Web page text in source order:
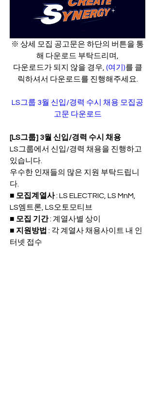
※ 상세 모집 공고문은 하단의 버튼을 통
해 다운로드 부탁드리며,
다운로드가 되지 않을 경우, (여기)를 클
릭하셔서 다운로드를 진행해주세요.
LS그룹 3월 신입/경력 수시 채용 모집공
고문 다운로드
[LS그룹] 3월 신입/경력 수시 채용
LS그룹에서 신입/경력 채용을 진행하고
있습니다.
우수한 인재들의 많은 지원 부탁드립니
다.
■ 모집계열사 : LS ELECTRIC, LS MnM,
LS엠트론, LS오토모티브
■ 모집 기간 : 계열사별 상이
■ 지원방법 : 각 계열사 채용사이트 내 인
터넷 접수